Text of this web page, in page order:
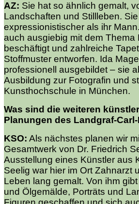
AZ: Sie hat so ähnlich gemalt,
Landschaften und Stillleben.
expressionistischer als ihr
auch ausgiebig mit dem Thema
beschäftigt und zahlreiche
Stoffmuster entworfen. Ida
professionell ausgebildet – sie
Ausbildung zur Fotografin und
Kunsthochschule in München.
Was sind die weiteren
Planungen des Landgraf-
KSO: Als nächstes planen wir
Gesamtwerk von Dr. Friedrich
Ausstellung eines Künstler aus
Seelig war hier im Ort Zahnarzt
Leben lang gemalt. Von ihm
und Ölgemälde, Porträts und